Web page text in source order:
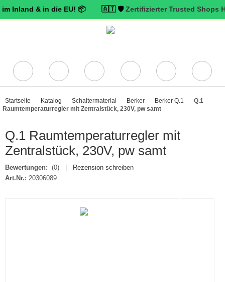
& in die EU! 📦 🇦🇹 🛡️ Zertifizierter Trusted Shops Händler
Startseite Katalog Schaltermaterial Berker Berker Q.1
Q.1
Raumtemperaturregler mit Zentralstück, 230V, pw samt
Q.1 Raumtemperaturregler mit
Zentralstück, 230V, pw samt
Bewertungen: (0)
Rezension schreiben
Art.Nr.: 20306089